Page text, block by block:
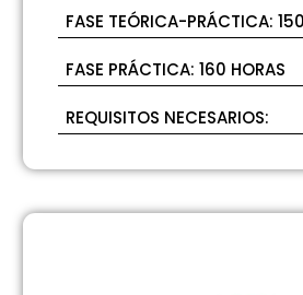
FASE TEÓRICA-PRÁCTICA:
FASE PRÁCTICA: 160 HORAS
REQUISITOS NECESARIOS: